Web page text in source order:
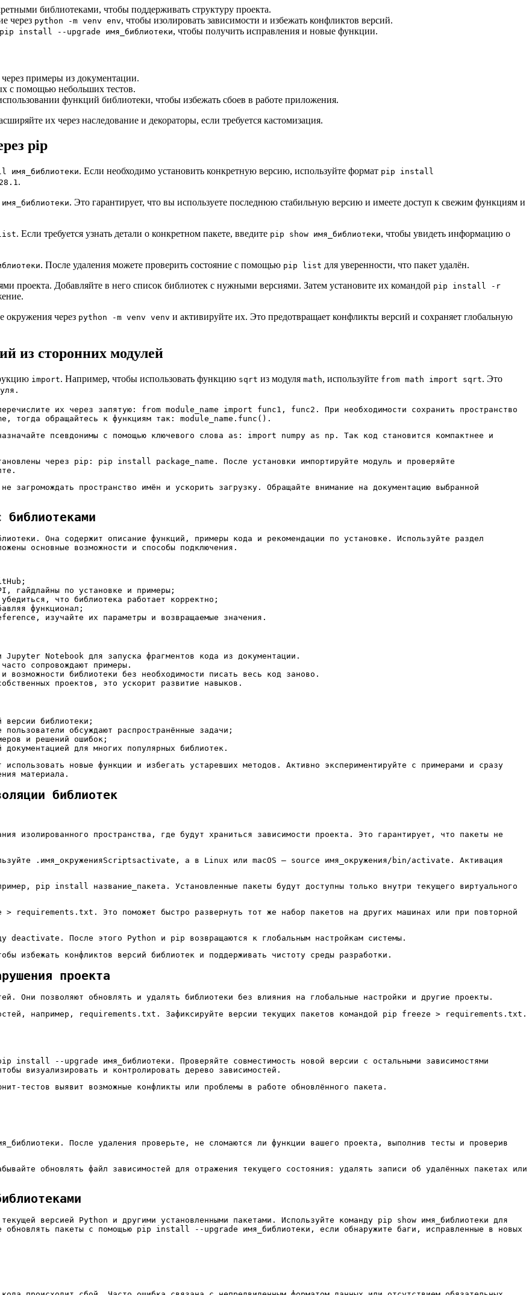
библиотеками, чтобы поддерживать структуру проекта.
через python -m venv env, чтобы изолировать зависимости и избежать конфликтов версий.
pip install --upgrade имя_библиотеки, чтобы получить исправления и новые функции.
примеры из документации.
с помощью небольших тестов.
функций библиотеки, чтобы избежать сбоев в работе приложения.
их через наследование и декораторы, если требуется кастомизация.
pip
. Если необходимо установить конкретную версию, используйте формат pip install
.
. Это гарантирует, что вы используете последнюю стабильную версию и имеете доступ к свежим функциям и
. Если требуется узнать детали о конкретном пакете, введите pip show имя_библиотеки, чтобы увидеть информацию о
. После удаления можете проверить состояние с помощью pip list для уверенности, что пакет удалён.
проекта. Добавляйте в него список библиотек с нужными версиями. Затем установите их командой pip install -r
окружения через python -m venv venv и активируйте их. Это предотвращает конфликты версий и сохраняет глобальную
из сторонних модулей
import. Например, чтобы использовать функцию sqrt из модуля math, используйте from math import sqrt. Это
их через запятую: from module_name import func1, func2 . При необходимости сохранить пространство
, тогда обращайтесь к функциям так: module_name.func() .
псевдонимы с помощью ключевого слова as : import numpy as np . Так код становится компактнее и
через pip : pip install package_name . После установки импортируйте модуль и проверяйте
загромождать пространство имён и ускорить загрузку. Обращайте внимание на документацию выбранной
Она содержит описание функций, примеры кода и рекомендации по установке. Используйте раздел
основные возможности и способы подключения.
гайдлайны по установке и примеры;
что библиотека работает корректно;
функционал;
изучайте их параметры и возвращаемые значения.
Jupyter Notebook для запуска фрагментов кода из документации.
сопровождают примеры.
библиотеки без необходимости писать весь код заново.
проектов, это ускорит развитие навыков.
библиотеки;
обсуждают распространённые задачи;
и решений ошибок;
для многих популярных библиотек.
новые функции и избегать устаревших методов. Активно экспериментируйте с примерами и сразу
материала.
библиотек
изолированного пространства, где будут храниться зависимости проекта. Это гарантирует, что пакеты не
.имя_окруженияScriptsactivate , а в Linux или macOS – source имя_окружения/bin/activate . Активация
pip install название_пакета . Установленные пакеты будут доступны только внутри текущего виртуального
> requirements.txt . Это поможет быстро развернуть тот же набор пакетов на других машинах или при повторной
deactivate . После этого Python и pip возвращаются к глобальным настройкам системы.
избежать конфликтов версий библиотек и поддерживать чистоту среды разработки.
проекта
Они позволяют обновлять и удалять библиотеки без влияния на глобальные настройки и другие проекты.
например, requirements.txt. Зафиксируйте версии текущих пакетов командой pip freeze > requirements.txt .
install --upgrade имя_библиотеки . Проверяйте совместимость новой версии с остальными зависимостями
визуализировать и контролировать дерево зависимостей.
тестов выявит возможные конфликты или проблемы в работе обновлённого пакета.
. После удаления проверьте, не сломаются ли функции вашего проекта, выполнив тесты и проверив
обновлять файл зависимостей для отражения текущего состояния: удалять записи об удалённых пакетах или
версией Python и другими установленными пакетами. Используйте команду pip show имя_библиотеки для
обновлять пакеты с помощью pip install --upgrade имя_библиотеки , если обнаружите баги, исправленные в новых